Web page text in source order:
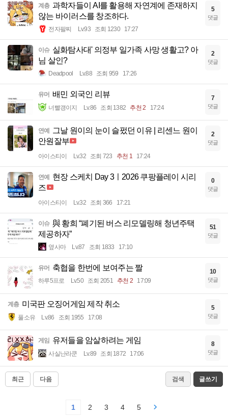
계층 과학자들이 AI를 활용해 자연계에 존재하지
않는 바이러스를 창조하다.
전자팔찌 Lv.93 조회 1230 17:27
5
댓글
이슈 실화탐사대' 의정부 일가족 사망 생활고? 아
님 살인?
Deadpool Lv.88 조회 959 17:26
2
댓글
유머 배민 외국인 리뷰
너빨갱이지 Lv.86 조회 1382 추천 2 17:24
7
댓글
연예 그날 원이의 눈이 슬펐던 이유 | 리센느 원이
안원잘부
아이스티이 Lv.32 조회 723 추천 1 17:24
2
댓글
연예 현장 스케치 Day 3ㅣ2026 쿠팡플레이 시리
즈
아이스티이 Lv.32 조회 366 17:21
0
댓글
이슈 與 황희 “폐기된 버스 리모델링해 청년주택
제공하자”
옆사마 Lv.87 조회 1833 17:10
51
댓글
유머 축협을 한번에 보여주는 짤
하루5프로 Lv.50 조회 2051 추천 2 17:09
10
댓글
계층 미국판 오징어게임 제작 취소
풀소유 Lv.86 조회 1955 17:08
5
댓글
게임 유저들을 암살하려는 게임
사실난라쿤 Lv.89 조회 1872 17:06
8
댓글
최근 다음 검색 글쓰기
1 2 3 4 5